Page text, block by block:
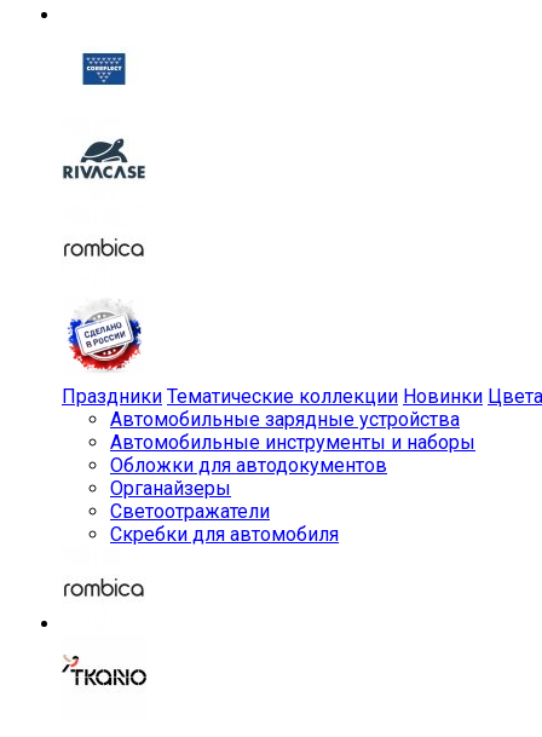
Праздники Тематические коллекции Новинки Цвета
Автомобильные зарядные устройства
Автомобильные инструменты и наборы
Обложки для автодокументов
Органайзеры
Светоотражатели
Скребки для автомобиля